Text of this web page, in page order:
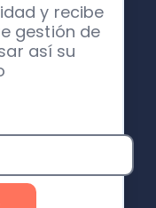
y recibe
gestión de
así su